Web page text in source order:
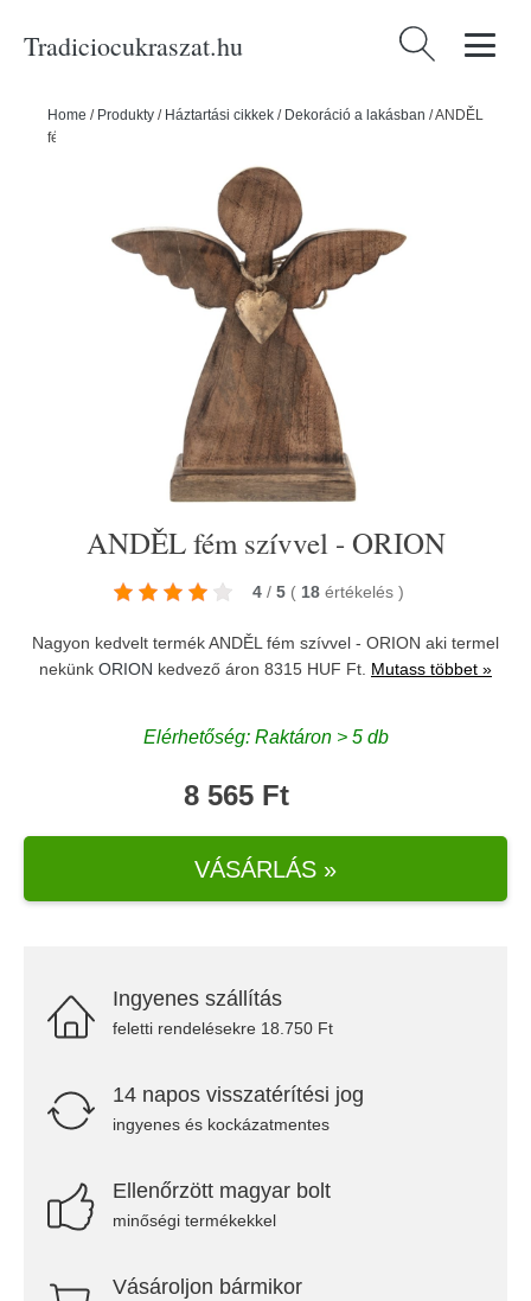
Tradiciocukraszat.hu Keresés:
Home / Produkty / Háztartási cikkek / Dekoráció a lakásban /ANDĚL
fém szívvel - ORION
ANDĚL fém szívvel - ORION
4 / 5 ( 18 értékelés )
Nagyon kedvelt termék ANDĚL fém szívvel - ORION aki termel
nekünk ORION kedvező áron 8315 HUF Ft. Mutass többet »
Elérhetőség: Raktáron > 5 db
8 565 Ft
VÁSÁRLÁS »
Ingyenes szállítás
feletti rendelésekre 18.750 Ft
14 napos visszatérítési jog
ingyenes és kockázatmentes
Ellenőrzött magyar bolt
minőségi termékekkel
Vásároljon bármikor